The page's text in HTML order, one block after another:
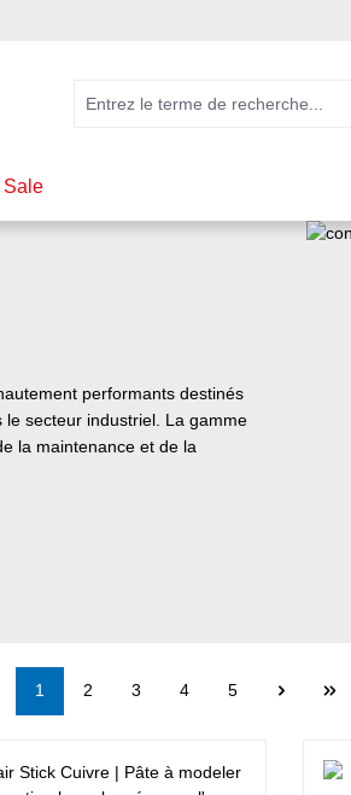
Sale
performants destinés
secteur industriel. La gamme
la maintenance et de la
Page
1 Page
2 Page
3 Page
4 Page
5